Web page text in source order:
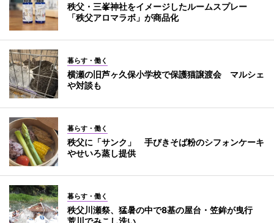
秩父・三峯神社をイメージしたルームスプレー
「秩父アロマラボ」が商品化
暮らす・働く
横瀬の旧芦ヶ久保小学校で保護猫譲渡会 マルシェ
や対談も
暮らす・働く
秩父に「サンク」 手びきそば粉のシフォンケーキ
やせいろ蒸し提供
暮らす・働く
秩父川瀬祭、猛暑の中で8基の屋台・笠鉾が曳行
荒川でみこし洗い